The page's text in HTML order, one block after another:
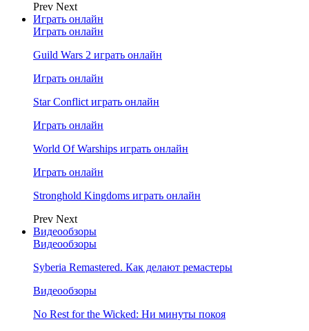
Prev Next
Играть онлайн
Играть онлайн
Guild Wars 2 играть онлайн
Играть онлайн
Star Conflict играть онлайн
Играть онлайн
World Of Warships играть онлайн
Играть онлайн
Stronghold Kingdoms играть онлайн
Prev Next
Видеообзоры
Видеообзоры
Syberia Remastered. Как делают ремастеры
Видеообзоры
No Rest for the Wicked: Ни минуты покоя